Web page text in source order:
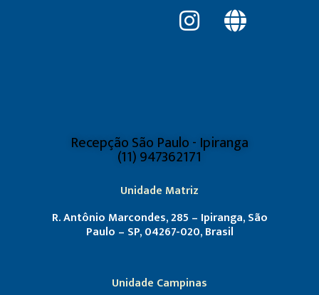
Recepção São Paulo - Ipiranga
(11) 947362171
Unidade Matriz
R. Antônio Marcondes, 285 – Ipiranga, São
Paulo – SP, 04267-020, Brasil
Unidade Campinas